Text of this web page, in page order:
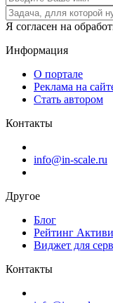
Я согласен на
Информация
О портале
Реклама на
Стать автором
Контакты
info@in-scale.ru
Другое
Блог
Рейтинг
Виджет для
Контакты